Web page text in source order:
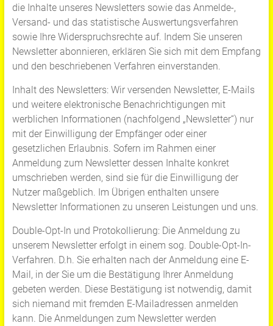
die Inhalte unseres Newsletters sowie das Anmelde-,
Versand- und das statistische Auswertungsverfahren
sowie Ihre Widerspruchsrechte auf. Indem Sie unseren
Newsletter abonnieren, erklären Sie sich mit dem Empfang
und den beschriebenen Verfahren einverstanden.
Inhalt des Newsletters: Wir versenden Newsletter, E-Mails
und weitere elektronische Benachrichtigungen mit
werblichen Informationen (nachfolgend „Newsletter“) nur
mit der Einwilligung der Empfänger oder einer
gesetzlichen Erlaubnis. Sofern im Rahmen einer
Anmeldung zum Newsletter dessen Inhalte konkret
umschrieben werden, sind sie für die Einwilligung der
Nutzer maßgeblich. Im Übrigen enthalten unsere
Newsletter Informationen zu unseren Leistungen und uns.
Double-Opt-In und Protokollierung: Die Anmeldung zu
unserem Newsletter erfolgt in einem sog. Double-Opt-In-
Verfahren. D.h. Sie erhalten nach der Anmeldung eine E-
Mail, in der Sie um die Bestätigung Ihrer Anmeldung
gebeten werden. Diese Bestätigung ist notwendig, damit
sich niemand mit fremden E-Mailadressen anmelden
kann. Die Anmeldungen zum Newsletter werden